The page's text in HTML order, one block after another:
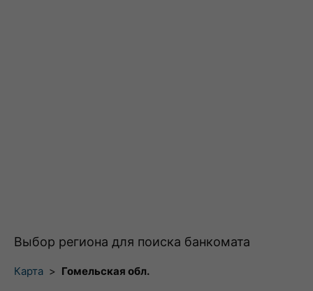
Выбор региона для поиска банкомата
Карта > Гомельская обл.